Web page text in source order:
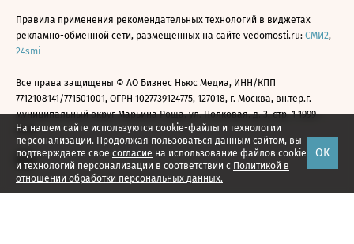
На нашем сайте используются cookie-файлы и технологии
персонализации. Продолжая пользоваться данным сайтом, вы
подтверждаете свое согласие на использование файлов cookie
и технологий персонализации в соответствии с Политикой в
отношении обработки персональных данных.
ОК
Правила применения рекомендательных технологий в виджетах
рекламно-обменной сети, размещенных на сайте vedomosti.ru: СМИ2,
24smi
Все права защищены © АО Бизнес Ньюс Медиа, ИНН/КПП
7712108141/771501001, ОГРН 1027739124775, 127018, г. Москва, вн.тер.г.
муниципальный округ Марьина Роща, ул. Полковая, д. 3, стр. 1 1999—
2026